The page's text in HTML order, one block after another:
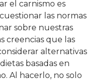
el carnismo es
las normas
sobre nuestras
creencias que las
alternativas
basadas en
Al hacerlo, no solo